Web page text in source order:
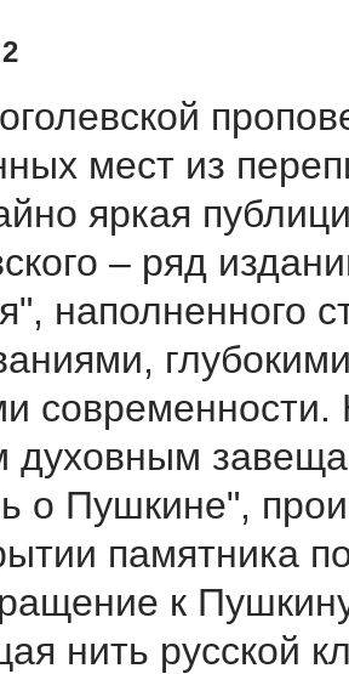
мест из
яркая
– ряд
наполненного
духовным
о Пушкине",
памятника
к
нить русской